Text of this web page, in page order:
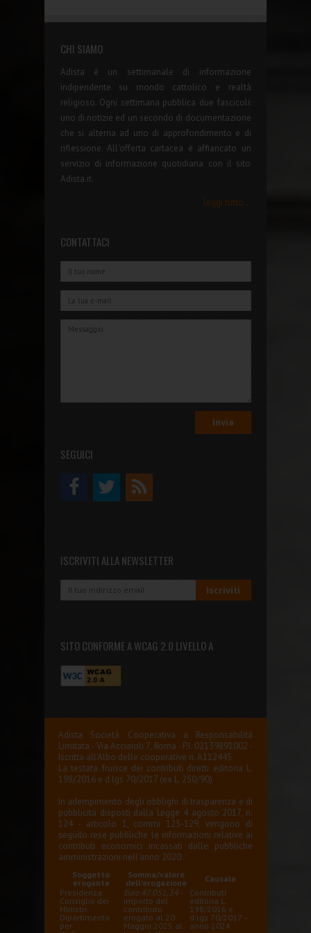
CHI SIAMO
Adista è un settimanale di informazione
indipendente su mondo cattolico e realtà
religioso. Ogni settimana pubblica due fascicoli:
uno di notizie ed un secondo di documentazione
che si alterna ad uno di approfondimento e di
riflessione. All'offerta cartacea è affiancato un
servizio di informazione quotidiana con il sito
Adista.it.
leggi tutto...
CONTATTACI
SEGUICI
ISCRIVITI ALLA NEWSLETTER
SITO CONFORME A WCAG 2.0 LIVELLO A
Adista Società Cooperativa a Responsabilità
Limitata - Via Acciaioli 7, Roma - P.I. 02139891002 -
Iscritta all'Albo delle cooperative n. A112445
La testata fruisce dei contributi diretti editoria L.
198/2016 e d.lgs 70/2017 (ex L. 250/90)
In adempimento degli obblighi di trasparenza e di
pubblicità disposti dalla Legge 4 agosto 2017, n.
124 - articolo 1, commi 125-129, vengono di
seguito rese pubbliche le informazioni relative ai
contributi economici incassati dalle pubbliche
amministrazioni nell'anno 2020:
Soggetto
erogante
Somma/valore
dell'erogazione
Causale
Presidenza
Consiglio dei
Ministri
Dipartimento
per
Euro 47.051,34 -
importo del
contributo
erogato al 20
Maggio 2025 al
Contributi
editoria L.
198/2016 e
d.lgs 70/2017 –
anno 2024